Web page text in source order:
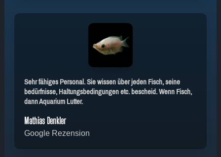
Sehr fähiges Personal. Sie wissen über jeden Fisch, seine
bedürfnisse, Haltungsbedingungen etc. bescheid. Wenn Fisch,
dann Aquarium Lutter.
Mathias Denkler
Google Rezension